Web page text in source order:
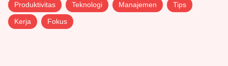
Produktivitas Teknologi Manajemen Tips
Kerja Fokus